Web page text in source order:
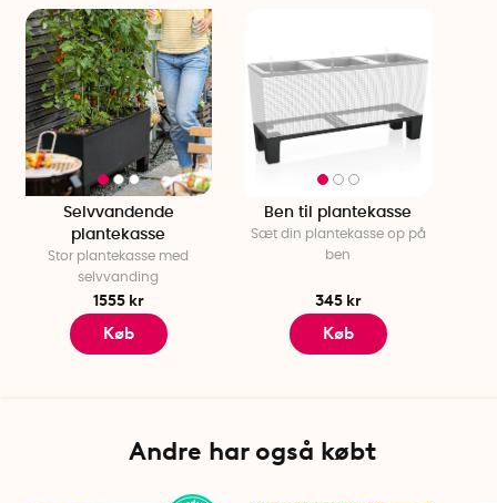
Selvvandende
plantekasse
Stor plantekasse med
selvvanding
1555 kr
Køb
Ben til plantekasse
Sæt din plantekasse op på
ben
345 kr
Køb
Andre har også købt